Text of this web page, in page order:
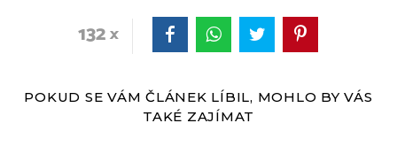
132
POKUD SE VÁM ČLÁNEK LÍBIL, MOHLO BY VÁS
TAKÉ ZAJÍMAT